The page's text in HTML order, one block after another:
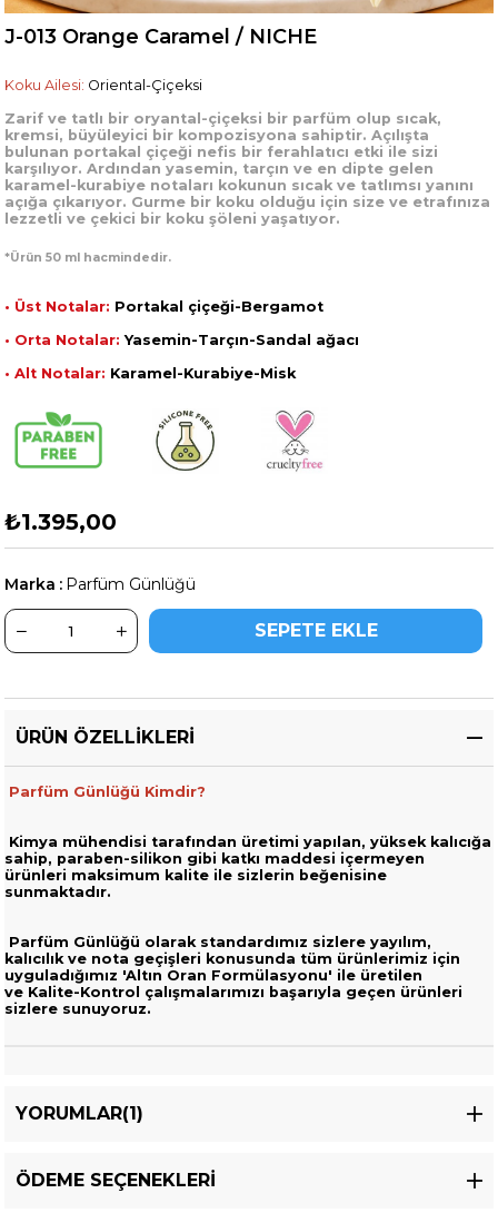
J-013 Orange Caramel / NICHE
Koku Ailesi: Oriental-Çiçeksi
Zarif ve tatlı bir oryantal-çiçeksi bir parfüm olup sıcak,
kremsi, büyüleyici bir kompozisyona sahiptir. Açılışta
bulunan portakal çiçeği nefis bir ferahlatıcı etki ile sizi
karşılıyor. Ardından yasemin, tarçın ve en dipte gelen
karamel-kurabiye notaları kokunun sıcak ve tatlımsı yanını
açığa çıkarıyor. Gurme bir koku olduğu için size ve etrafınıza
lezzetli ve çekici bir koku şöleni yaşatıyor.
*Ürün 50 ml hacmindedir.
• Üst Notalar: Portakal çiçeği-Bergamot
• Orta Notalar: Yasemin-Tarçın-Sandal ağacı
• Alt Notalar: Karamel-Kurabiye-Misk
₺1.395,00
Marka : Parfüm Günlüğü
ÜRÜN ÖZELLIKLERI
Parfüm Günlüğü Kimdir?
Kimya mühendisi tarafından üretimi yapılan, yüksek kalıcığa
sahip, paraben-silikon gibi katkı maddesi içermeyen
ürünleri maksimum kalite ile sizlerin beğenisine
sunmaktadır.
Parfüm Günlüğü olarak standardımız sizlere yayılım,
kalıcılık ve nota geçişleri konusunda tüm ürünlerimiz için
uyguladığımız 'Altın Oran Formülasyonu' ile üretilen
ve Kalite-Kontrol çalışmalarımızı başarıyla geçen ürünleri
sizlere sunuyoruz.
YORUMLAR(1)
ÖDEME SEÇENEKLERI